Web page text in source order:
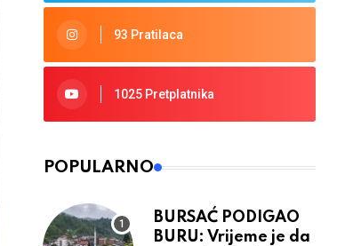
93 Pratilaca
1025 Pretplatnika
POPULARNO
BURSAĆ PODIGAO
BURU: Vrijeme je da